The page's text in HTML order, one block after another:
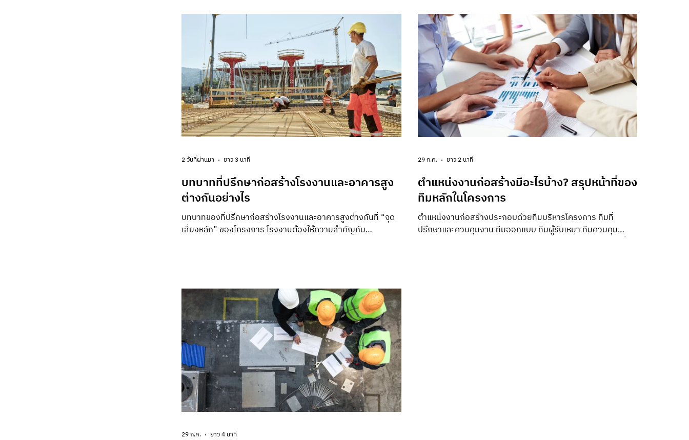
ลงทุน ผู้พัฒนาอสังหาริมทรัพย์หรือฝ่ายจัดซื้อ คำถามที่สำคัญจึง
ไม่ใช่เพียง “ราคาเท่าไร” แต่ต้องถามต่อว่า ราคานั้นครอบคลุมใคร
ทำอะไร อยู่หน้างานบ่
เพียงการรวมรูปถ่ายหน้างาน แต่ต้องเชื่อมข้อมูลจากไซต์เข้ากับ
แผนงาน สัญญา งวดงาน เอกสารอนุมัติและรายการปัญหา เพื่อ
ให้ผู้บริหารเห็นภาพเดียวกันแ
บทบาทที่ปรึกษาก่อสร้างโรงงานและอาคารสูง
ต่างกันอย่างไร
บทบาทของที่ปรึกษาก่อสร้างโรงงานและอาคารสูงต่างกันที่ “จุด
เสี่ยงหลัก” ของโครงการ โรงงานต้องให้ความสำคัญกับ
แผนตรวจสอบและลำดับการตัดสินใจต้องออกแบบให้เหมาะกับ
โครงการ ในมุมของเรา การเลือกที่ปรึกษาจึงไม่ควรพิจารณาเพียง
ว่าเคยควบคุมงานก่อสร้างหรือไม่ แต่ต้องดูว่าเข้าใจความ
2 วันที่ผ่านมา ยาว 3 นาที
ตำแหน่งงานก่อสร้างมีอะไรบ้าง? สรุปหน้าที่ของ
ทีมหลักในโครงการ
ตำแหน่งงานก่อสร้างประกอบด้วยทีมบริหารโครงการ ทีมที่
ปรึกษาและควบคุมงาน ทีมออกแบบ ทีมผู้รับเหมา ทีมควบคุม
29 ก.ค. ยาว 2 นาที
29 ก.ค. ยาว 4 นาที